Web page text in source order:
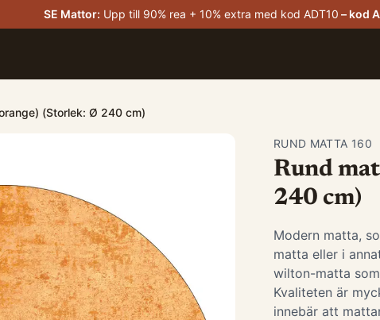
SE Mattor: Upp till 90% rea + 10% extra med kod ADT10 – kod
(Storlek: Ø 240 cm)
RUND MATTA 160
Rund
240 cm)
Modern matta,
matta eller i
wilton-matta
Kvaliteten är
innebär att